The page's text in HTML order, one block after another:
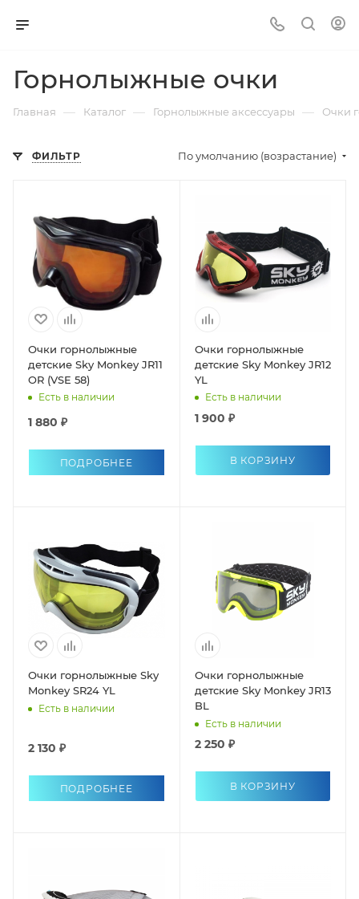
Горнолыжные очки
Главная — Каталог — Горнолыжные аксессуары — Очки
ФИЛЬТР По умолчанию (возрастание)
Очки горнолыжные
детские Sky Monkey JR11
OR (VSE 58)
Есть в наличии
1 880 ₽
ПОДРОБНЕЕ
Очки горнолыжные
детские Sky Monkey JR12
YL
Есть в наличии
1 900 ₽
В КОРЗИНУ
Очки горнолыжные Sky
Monkey SR24 YL
Есть в наличии
2 130 ₽
ПОДРОБНЕЕ
Очки горнолыжные
детские Sky Monkey JR13
BL
Есть в наличии
2 250 ₽
В КОРЗИНУ